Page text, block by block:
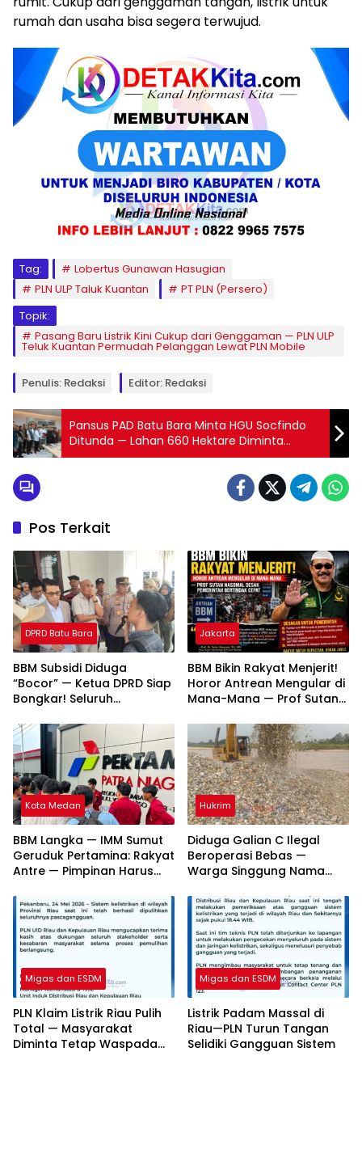
rumah dan usaha bisa segera terwujud.
Tag:
Lobertus Gunawan Hasugian
PLN ULP Taluk Kuantan
PT PLN (Persero)
Topik:
Pasang Baru Listrik Kini Cukup dari Genggaman — PLN ULP
Teluk Kuantan Permudah Pelanggan Lewat PLN Mobile
Penulis: Redaksi Editor: Redaksi
Pansus PAD Batu Bara Minta HGU Socfindo
Ditunda — Lahan 660 Hektare Diminta
Kembali ke Negara
Pos Terkait
DPRD Batu Bara
BBM Subsidi Diduga
“Bocor” — Ketua DPRD Siap
Bongkar! Seluruh
ke RDP
Jakarta
BBM Bikin Rakyat Menjerit!
Horor Antrean Mengular di
Mana-Mana — Prof Sutan
Pemerintah Bertindak
Cepat
Kota Medan
BBM Langka — IMM Sumut
Geruduk Pertamina: Rakyat
Antre — Pimpinan Harus
Hukrim
Diduga Galian C Ilegal
Beroperasi Bebas —
Warga Singgung Nama
Bertindak Tegas
Migas dan ESDM
PLN Klaim Listrik Riau Pulih
Total — Masyarakat
Diminta Tetap Waspada
Migas dan ESDM
Listrik Padam Massal di
Riau—PLN Turun Tangan
Selidiki Gangguan Sistem